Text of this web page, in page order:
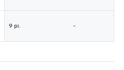
9 pi. -